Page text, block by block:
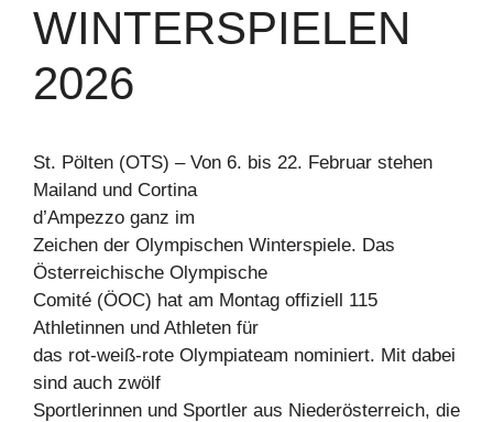
WINTERSPIELEN
2026
St. Pölten (OTS) – Von 6. bis 22. Februar stehen
Mailand und Cortina
d’Ampezzo ganz im
Zeichen der Olympischen Winterspiele. Das
Österreichische Olympische
Comité (ÖOC) hat am Montag offiziell 115
Athletinnen und Athleten für
das rot-weiß-rote Olympiateam nominiert. Mit dabei
sind auch zwölf
Sportlerinnen und Sportler aus Niederösterreich, die